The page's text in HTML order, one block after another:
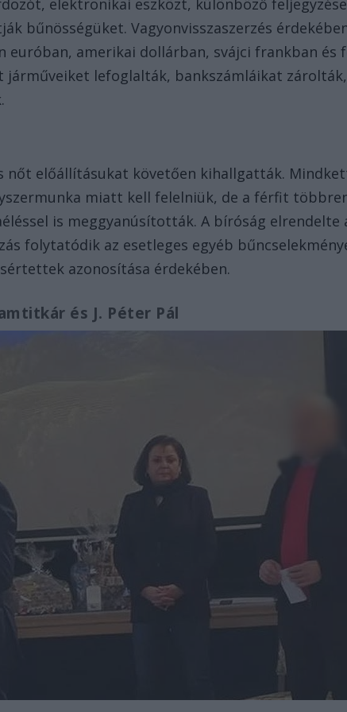
elektronikai eszközt, különböző
bűnösségüket. Vagyonvisszaszerzés
euróban, amerikai dollárban, svájci frankban és
járműveiket lefoglalták, bankszámláikat zárolták,
nőt előállításukat követően kihallgatták.
miatt kell felelniük, de a férfit
is meggyanúsították. A bíróság elrendelte
folytatódik az esetleges egyéb
azonosítása érdekében.
és J. Péter Pál